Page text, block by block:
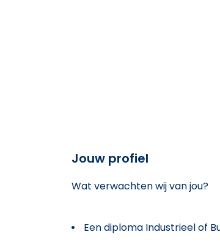
Jouw profiel
Wat verwachten wij van jou?
Een diploma Industrieel of